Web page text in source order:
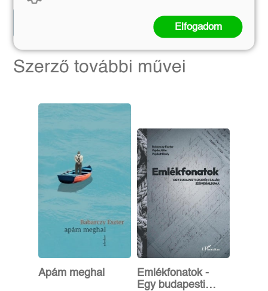
Előrendelem
Szerző további művei
Apám meghal
Emlékfonatok -
Egy budapesti
Elfogadom